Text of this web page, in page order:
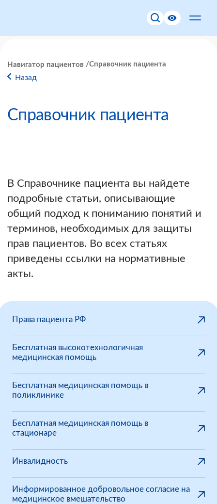
Навигатор пациентов Справочник пациента
Назад
Справочник пациента
В Справочнике пациента вы найдете
подробные статьи, описывающие
общий подход к пониманию понятий и
терминов, необходимых для защиты
прав пациентов. Во всех статьях
приведены ссылки на нормативные
акты.
Права пациента РФ
Бесплатная высокотехнологичная
медицинская помощь
Бесплатная медицинская помощь в
поликлинике
Бесплатная медицинская помощь в
стационаре
Инвалидность
Информированное добровольное согласие на
медицинское вмешательство